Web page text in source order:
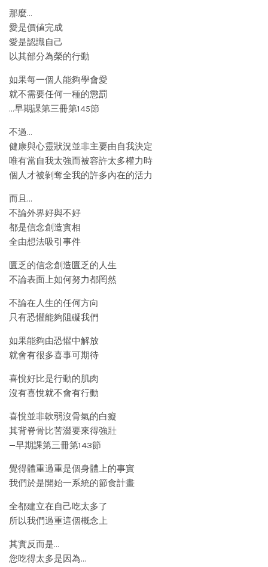
那麼…
愛是價値完成
愛是認識自己
以其部分為榮的行動
如果每一個人能夠學會愛
就不需要任何一種的懲罰
…早期課第三冊第145節
不過…
健康與心靈狀況並非主要由自我決定
唯有當自我太強而被容許太多權力時
個人才被剝奪全我的許多內在的活力
而且…
不論外界好與不好
都是信念創造實相
全由想法吸引事件
匱乏的信念創造匱乏的人生
不論表面上如何努力都罔然
不論在人生的任何方向
只有恐懼能夠阻礙我們
如果能夠由恐懼中解放
就會有很多喜事可期待
喜悅好比是行動的肌肉
沒有喜悅就不會有行動
喜悅並非軟弱沒骨氣的白癡
其背脊骨比苦澀要來得強壯
—早期課第三冊第143節
覺得體重過重是個身體上的事實
我們於是開始一系統的節食計畫
全都建立在自己吃太多了
所以我們過重這個概念上
其實反而是…
您吃得太多是因為…